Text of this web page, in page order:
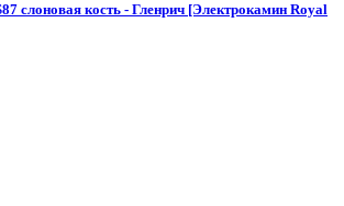
слоновая кость - Гленрич [Электрокамин Royal